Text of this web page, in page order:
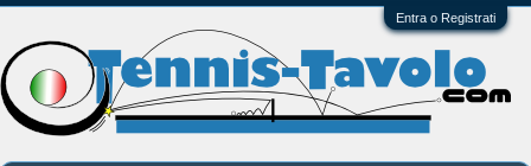
Entra o Registrati